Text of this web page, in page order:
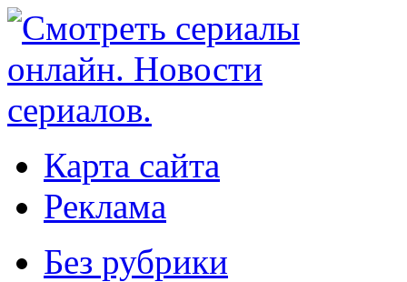
Карта сайта
Реклама
Без рубрики